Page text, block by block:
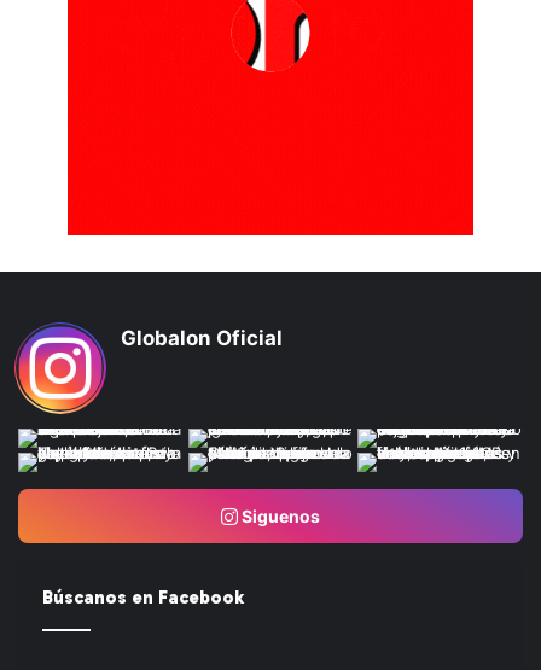
Globalon Oficial
Siguenos
Búscanos en Facebook